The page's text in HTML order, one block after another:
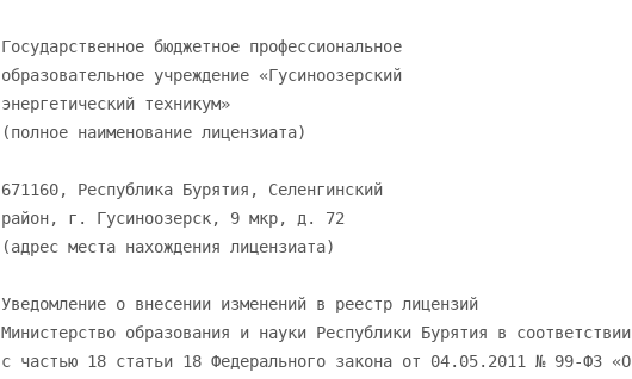
Государственное бюджетное профессиональное
образовательное учреждение «Гусиноозерский
энергетический техникум»
(полное наименование лицензиата)
671160, Республика Бурятия, Селенгинский
район, г. Гусиноозерск, 9 мкр, д. 72
(адрес места нахождения лицензиата)
Уведомление о внесении изменений в реестр лицензий
Министерство образования и науки Республики Бурятия в соответствии
с частью 18 статьи 18 Федерального закона от 04.05.2011 № 99-ФЗ «О